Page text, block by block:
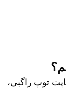
توپ راگبی،